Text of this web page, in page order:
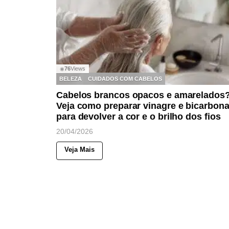
◉76Views
BELEZA
CUIDADOS COM CABELOS
Cabelos brancos opacos e
Veja como preparar vinagre e
para devolver a cor e o brilho dos fios
20/04/2026
Veja Mais